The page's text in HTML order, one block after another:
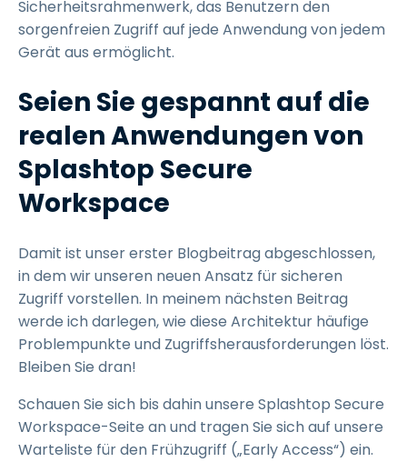
Sicherheitsrahmenwerk, das Benutzern den
sorgenfreien Zugriff auf jede Anwendung von jedem
Gerät aus ermöglicht.
Seien Sie gespannt auf die
realen Anwendungen von
Splashtop Secure
Workspace
Damit ist unser erster Blogbeitrag abgeschlossen,
in dem wir unseren neuen Ansatz für sicheren
Zugriff vorstellen. In meinem nächsten Beitrag
werde ich darlegen, wie diese Architektur häufige
Problempunkte und Zugriffsherausforderungen löst.
Bleiben Sie dran!
Schauen Sie sich bis dahin unsere Splashtop Secure
Workspace-Seite an und tragen Sie sich auf unsere
Warteliste für den Frühzugriff („Early Access“) ein.